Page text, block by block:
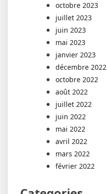
octobre 2023
juillet 2023
juin 2023
mai 2023
janvier 2023
décembre 2022
octobre 2022
août 2022
juillet 2022
juin 2022
mai 2022
avril 2022
mars 2022
février 2022